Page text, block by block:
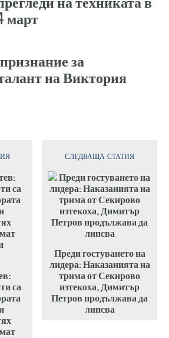
март
за
на Виктория
са
СЛЕДВАЩА СТАТИЯ
Преди гостуването на
лидера: Наказанията на
трима от Секирово
изтекоха, Димитър
Петров продължава да
липсва